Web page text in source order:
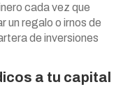
cada vez que
un regalo o irnos de
de inversiones
a tu capital